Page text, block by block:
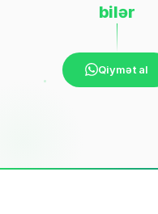
bilər
Qiymət al